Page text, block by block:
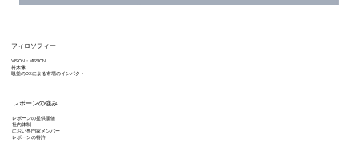
フィロソフィー
VISION・MISSION
将来像
嗅覚のDXによる市場のインパクト
レボーンの強み
レボーンの提供価値
​社内体制
におい専門家メンバー
レボーンの特許